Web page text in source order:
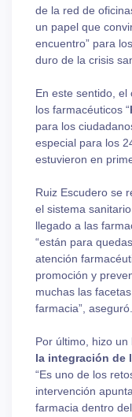
de la red de
un papel que
encuentro” para
duro de la crisis
En este sentido,
los farmacéuticos “
para los
especial para los
estuvieron en
Ruiz Escudero se
el sistema
llegado a las
“están para
atención
promoción y
muchas las
farmacia”, aseguró.
Por último, hizo
la integración de
“Es uno de los
intervención
farmacia dentro